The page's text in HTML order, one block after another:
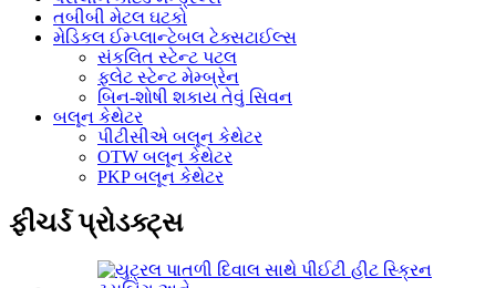
તબીબી મેટલ ઘટકો
મેડિકલ ઈમ્પ્લાન્ટેબલ ટેક્સટાઈલ્સ
સંકલિત સ્ટેન્ટ પટલ
ફ્લેટ સ્ટેન્ટ મેમ્બ્રેન
બિન-શોષી શકાય તેવું સિવન
બલૂન કેથેટર
પીટીસીએ બલૂન કેથેટર
OTW બલૂન કેથેટર
PKP બલૂન કેથેટર
ફીચર્ડ પ્રોડક્ટ્સ